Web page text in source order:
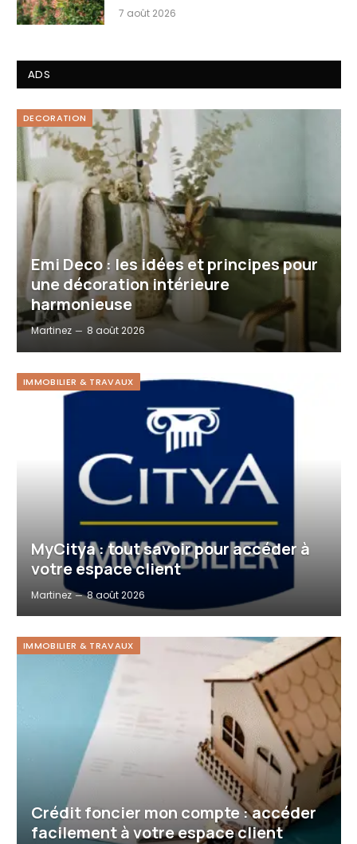
7 août 2026
ADS
DECORATION
Emi Deco : les idées et principes pour
une décoration intérieure
harmonieuse
Martinez 8 août 2026
IMMOBILIER & TRAVAUX
MyCitya : tout savoir pour accéder à
votre espace client
Martinez 8 août 2026
IMMOBILIER & TRAVAUX
Crédit foncier mon compte : accéder
facilement à votre espace client